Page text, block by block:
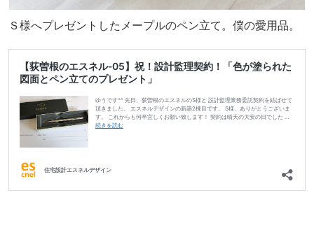
Ｓ様へプレゼントしたメープルのペン立て。僕の愛用品。